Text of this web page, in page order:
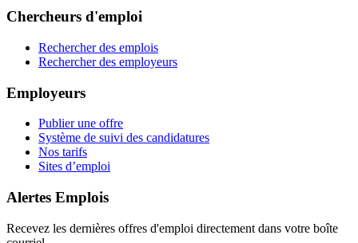
Chercheurs d'emploi
Rechercher des emplois
Rechercher des employeurs
Employeurs
Publier une offre
Système de suivi des candidatures
Nos tarifs
Sites d’emploi
Alertes Emplois
Recevez les dernières offres d'emploi directement dans votre boîte